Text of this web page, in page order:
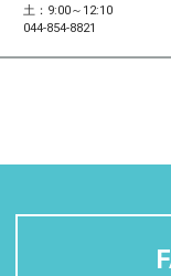
土：9:00～12:10
044-854-8821